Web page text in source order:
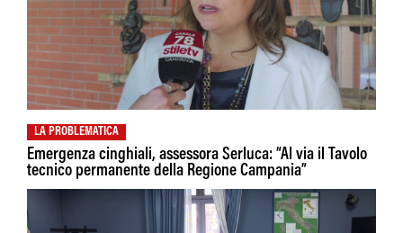
LA PROBLEMATICA
Emergenza cinghiali, assessora Serluca: “Al via il Tavolo
tecnico permanente della Regione Campania”